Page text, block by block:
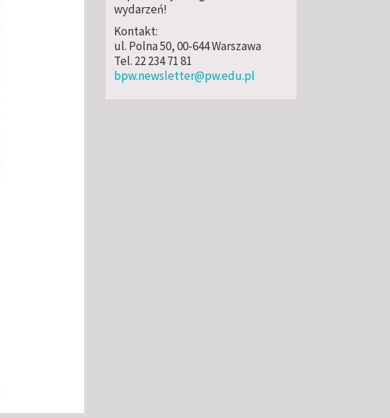
wydarzeń!
Kontakt:
ul. Polna 50, 00-644 Warszawa
Tel. 22 234 71 81
bpw.newsletter@pw.edu.pl